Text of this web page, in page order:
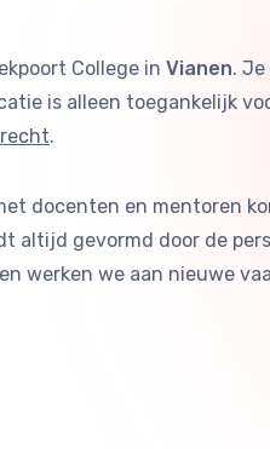
College in Vianen.
is alleen toegankelijk
.
docenten en mentoren
gevormd door de
werken we aan nieuwe